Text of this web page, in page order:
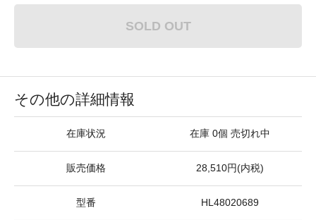
SOLD OUT
その他の詳細情報
在庫状況 在庫 0個 売切れ中
販売価格 28,510円(内税)
型番 HL48020689